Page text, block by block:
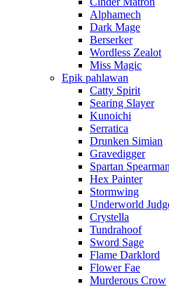
Alphamech
Dark Mage
Berserker
Wordless Zealot
Miss Magic
Epik pahlawan
Catty Spirit
Searing Slayer
Kunoichi
Serratica
Drunken Simian
Gravedigger
Spartan Spearman
Hex Painter
Stormwing
Underworld
Crystella
Tundrahoof
Sword Sage
Flame Darklord
Flower Fae
Murderous Crow